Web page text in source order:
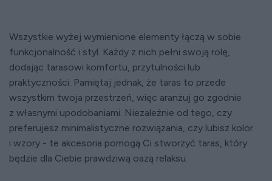
Wszystkie wyżej wymienione elementy łączą w sobie
funkcjonalność i styl. Każdy z nich pełni swoją rolę,
dodając tarasowi komfortu, przytulności lub
praktyczności. Pamiętaj jednak, że taras to przede
wszystkim twoja przestrzeń, więc aranżuj go zgodnie
z własnymi upodobaniami. Niezależnie od tego, czy
preferujesz minimalistyczne rozwiązania, czy lubisz kolor
i wzory - te akcesoria pomogą Ci stworzyć taras, który
będzie dla Ciebie prawdziwą oazą relaksu.